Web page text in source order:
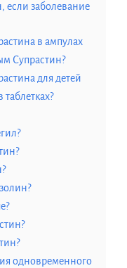
если заболевание
в ампулах
Супрастин?
для детей
одновременного